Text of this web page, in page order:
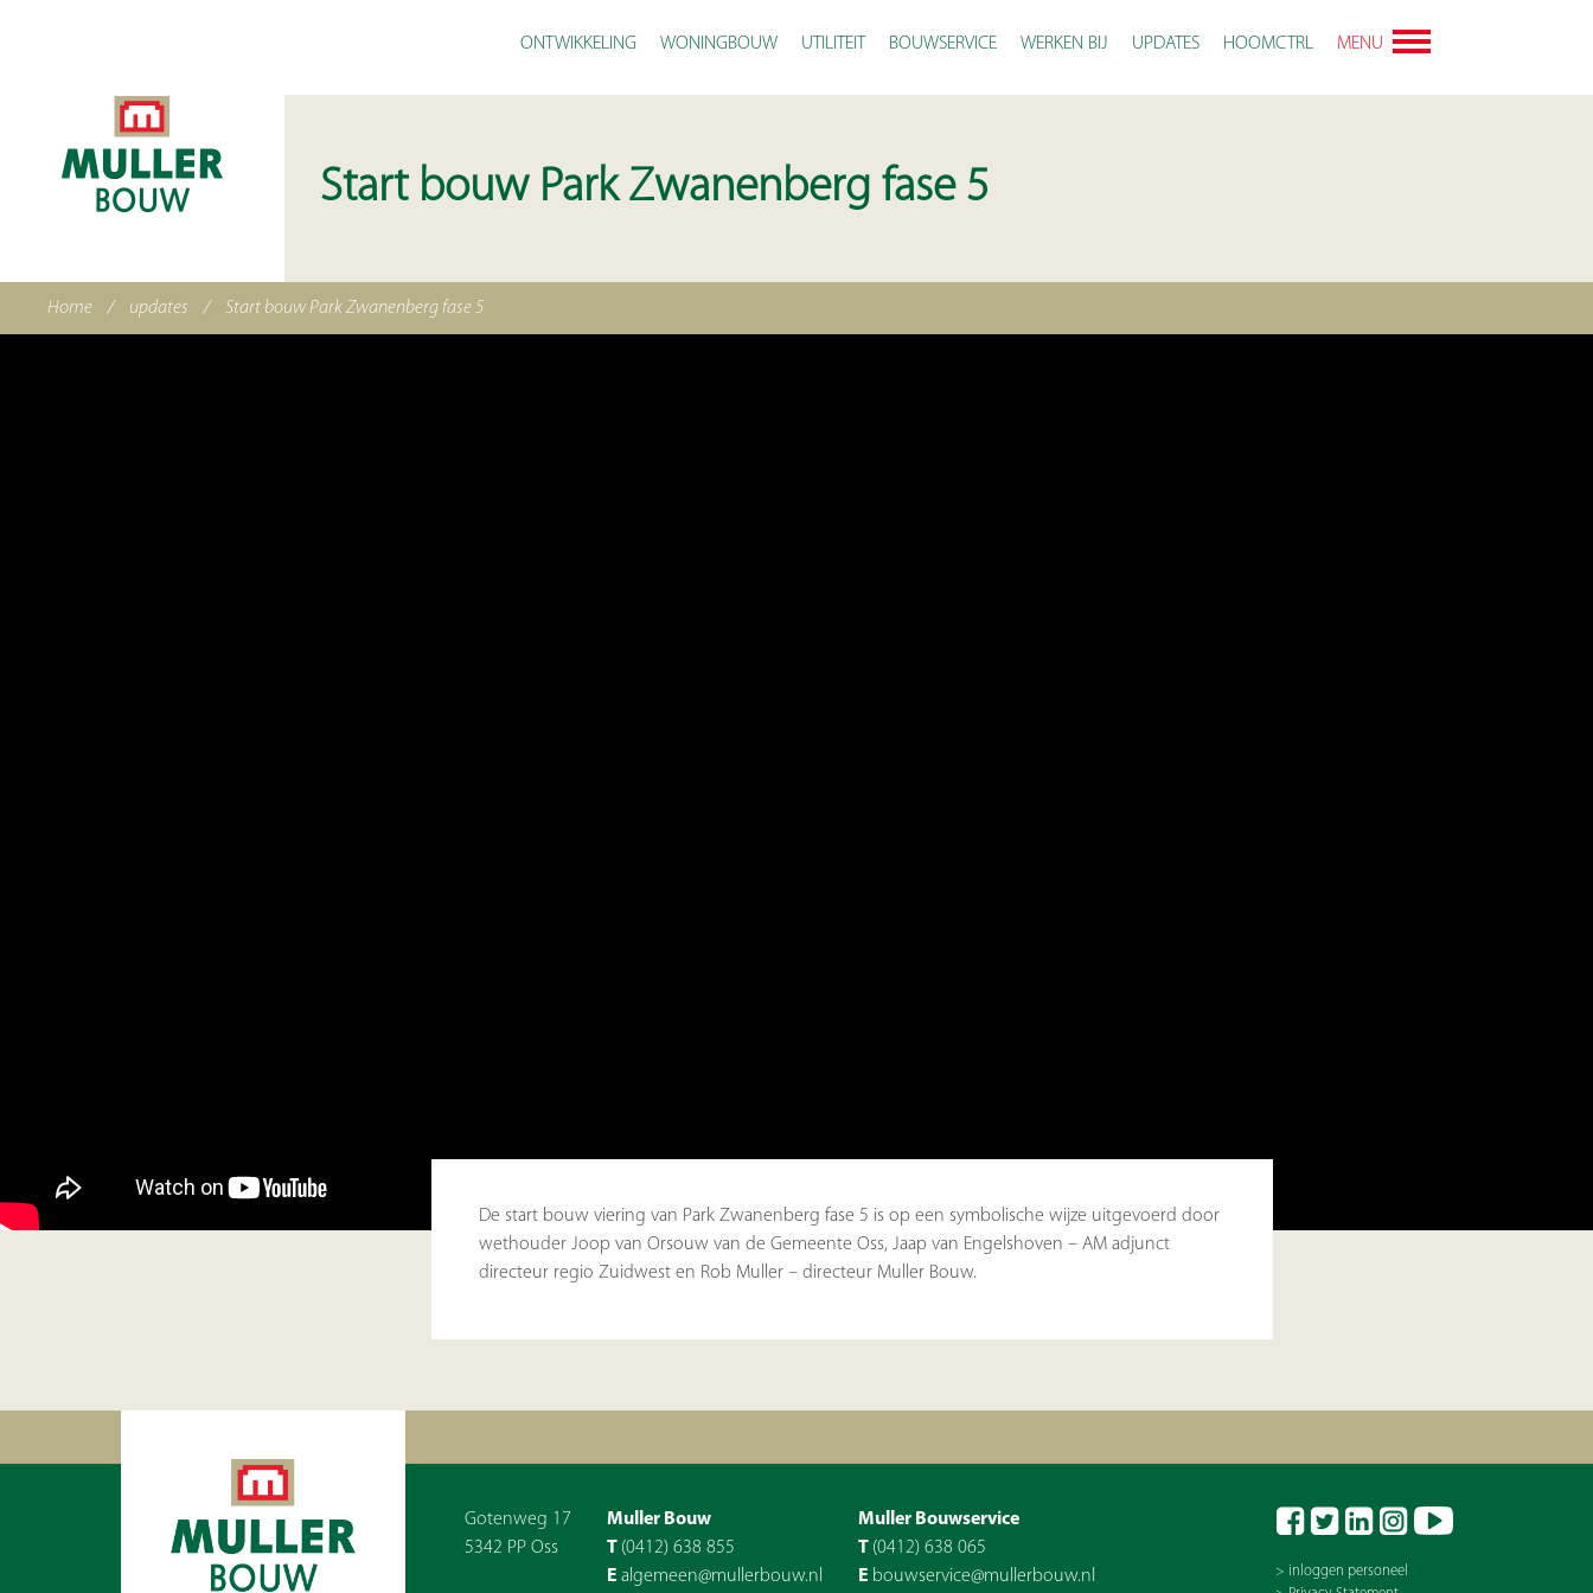
MENU
ONTWIKKELING WONINGBOUW UTILITEIT BOUWSERVICE WERKEN BIJ UPDATES HOOMCTRL
Start bouw Park Zwanenberg fase 5
Home / updates / Start bouw Park Zwanenberg fase 5
De start bouw viering van Park Zwanenberg fase 5 is op een symbolische wijze uitgevoerd door
wethouder Joop van Orsouw van de Gemeente Oss, Jaap van Engelshoven – AM adjunct
directeur regio Zuidwest en Rob Muller – directeur Muller Bouw.
Gotenweg 17
5342 PP Oss
Muller Bouw
T (0412) 638 855
E algemeen@mullerbouw.nl
Muller Bouwservice
T (0412) 638 065
E bouwservice@mullerbouw.nl
> inloggen personeel